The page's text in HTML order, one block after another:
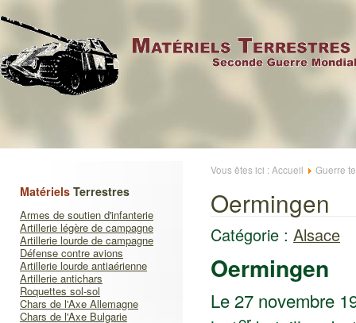
Matériels Terrestres
Armes de soutien d'infanterie
Artillerie légère de campagne
Artillerie lourde de campagne
Défense contre avions
Artillerie lourde antiaérienne
Artillerie antichars
Roquettes sol-sol
Chars de l'Axe Allemagne
Chars de l'Axe Bulgarie
Vous êtes ici : Accueil Guerre
Oermingen
Catégorie : Alsace
Oermingen
Le 27 novembre